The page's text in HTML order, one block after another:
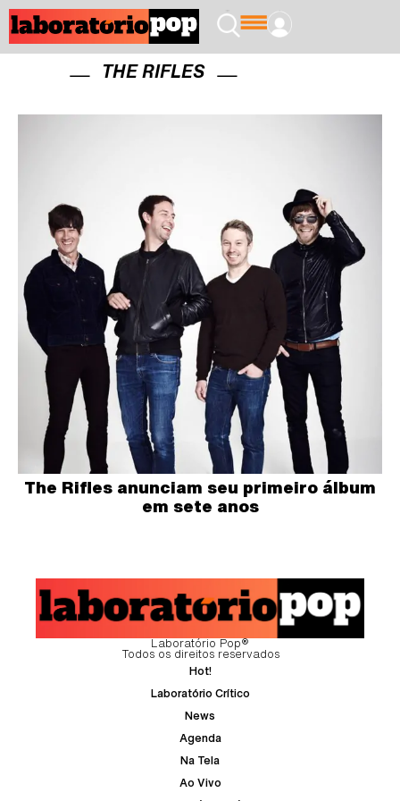
THE RIFLES
The Rifles anunciam seu primeiro álbum
em sete anos
Laboratório Pop®
Todos os direitos reservados
Hot!
Laboratório Crítico
News
Agenda
Na Tela
Ao Vivo